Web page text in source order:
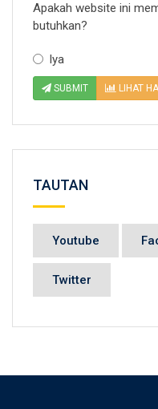
Apakah website ini
butuhkan?
Iya
SUBMIT LIHAT
TAUTAN
Youtube
Twitter